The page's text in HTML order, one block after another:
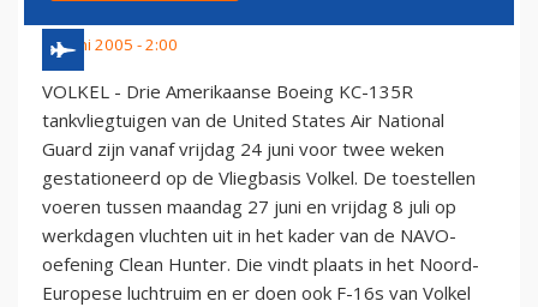
22 juni 2005 - 2:00
VOLKEL - Drie Amerikaanse Boeing KC-135R
tankvliegtuigen van de United States Air National
Guard zijn vanaf vrijdag 24 juni voor twee weken
gestationeerd op de Vliegbasis Volkel. De toestellen
voeren tussen maandag 27 juni en vrijdag 8 juli op
werkdagen vluchten uit in het kader van de NAVO-
oefening Clean Hunter. Die vindt plaats in het Noord-
Europese luchtruim en er doen ook F-16s van Volkel